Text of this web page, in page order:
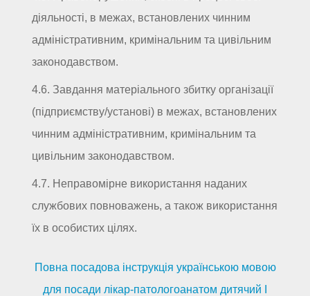
діяльності, в межах, встановлених чинним
адміністративним, кримінальним та цивільним
законодавством.
4.6. Завдання матеріального збитку організації
(підприємству/установі) в межах, встановлених
чинним адміністративним, кримінальним та
цивільним законодавством.
4.7. Неправомірне використання наданих
службових повноважень, а також використання
їх в особистих цілях.
Повна посадова інструкція українською мовою
для посади лікар-патологоанатом дитячий I